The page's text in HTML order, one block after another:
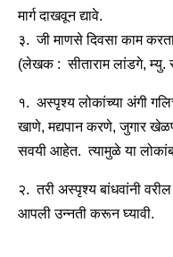
मार्ग दाखवून द्यावे.
३. जी माणसे दिवसा काम
(लेखक : सीताराम लांडगे,
१. अस्पृश्य लोकांच्या अंगी
खाणे, मद्यपान करणे, जुगार
सवयी आहेत. त्यामुळे या
२. तरी अस्पृश्य बांधवांनी
आपली उन्नती करून घ्यावी.